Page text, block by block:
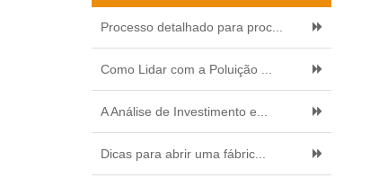
Processo detalhado para proc...
Como Lidar com a Poluição ...
A Análise de Investimento e...
Dicas para abrir uma fábric...